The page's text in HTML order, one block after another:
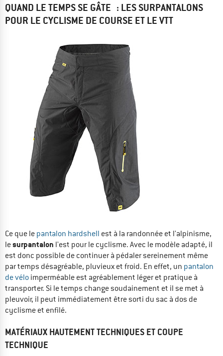
QUAND LE TEMPS SE GÂTE : LES SURPANTALONS
POUR LE CYCLISME DE COURSE ET LE VTT
Ce que le pantalon hardshell est à la randonnée et l'alpinisme,
lesurpantalon l'est pour le cyclisme. Avec le modèle adapté, il
est donc possible de continuer à pédaler sereinement même
par temps désagréable, pluvieux et froid. En effet, un pantalon
de vélo imperméable est agréablement léger et pratique à
transporter. Si le temps change soudainement et il se met à
pleuvoir, il peut immédiatement être sorti du sac à dos de
cyclisme et enfilé.
MATÉRIAUX HAUTEMENT TECHNIQUES ET COUPE
TECHNIQUE